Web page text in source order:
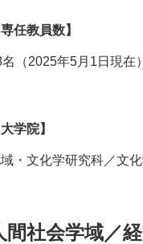
専任教員数】
（2025年5月1日現在）
大学院】
・文化学研究科／文
間社会学域／